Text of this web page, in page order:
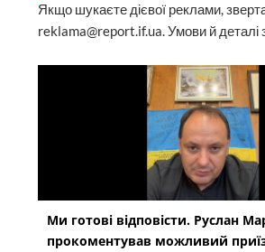
Якщо шукаєте дієвої реклами,
reklama@report.if.ua. Умови й деталі
Ми готові відповісти. Руслан
прокоментував можливий